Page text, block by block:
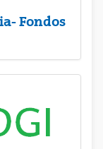
Fondos